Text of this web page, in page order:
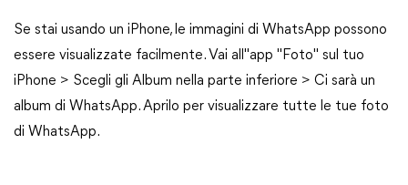
Se stai usando un iPhone, le immagini di WhatsApp possono
essere visualizzate facilmente. Vai all"app "Foto" sul tuo
iPhone > Scegli gli Album nella parte inferiore > Ci sarà un
album di WhatsApp. Aprilo per visualizzare tutte le tue foto
di WhatsApp.